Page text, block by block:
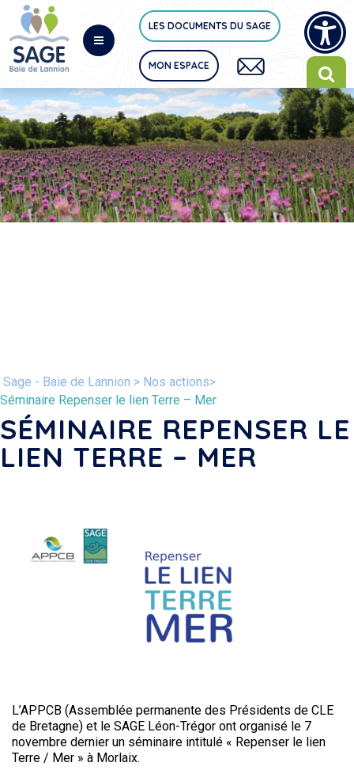
LES DOCUMENTS DU SAGE
MON ESPACE
Sage - Baie de Lannion > Nos actions>
Séminaire Repenser le lien Terre – Mer
SÉMINAIRE REPENSER LE
LIEN TERRE – MER
L’APPCB (Assemblée permanente des Présidents de CLE
de Bretagne) et le SAGE Léon-Trégor ont organisé le 7
novembre dernier un séminaire intitulé « Repenser le lien
Terre / Mer » à Morlaix.